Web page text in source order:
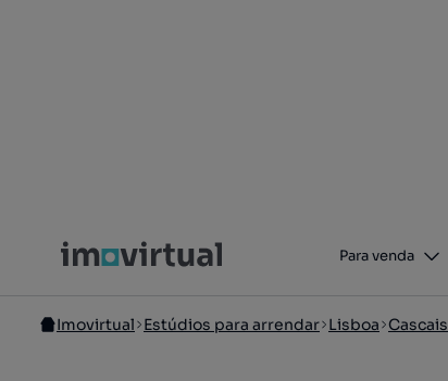
Para venda
Imovirtual Estúdios para arrendar Lisboa Cascais